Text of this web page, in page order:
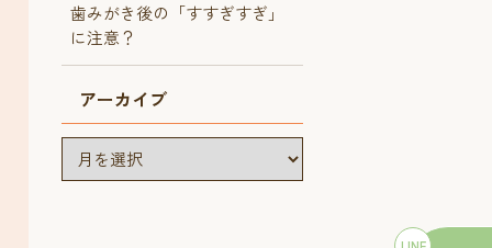
歯みがき後の「すすぎすぎ」
に注意？
アーカイブ